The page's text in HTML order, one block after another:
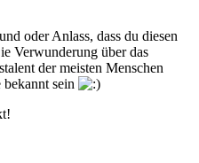
oder Anlass, dass du diesen
Verwunderung über das
der meisten Menschen
sein